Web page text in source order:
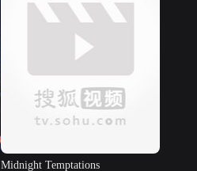
Midnight Temptations